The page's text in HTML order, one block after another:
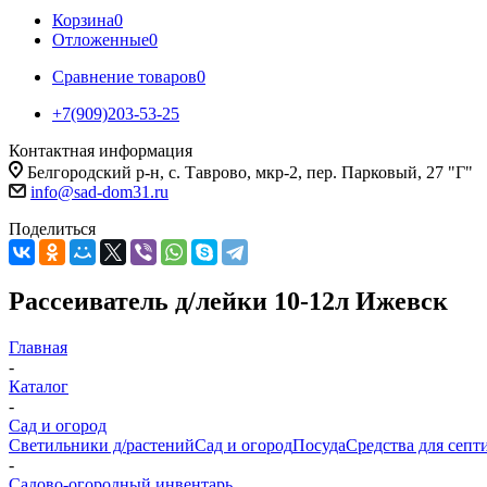
Корзина0
Отложенные0
Сравнение товаров0
+7(909)203-53-25
Контактная информация
Белгородский р-н, с. Таврово, мкр-2, пер. Парковый, 27 "Г"
info@sad-dom31.ru
Поделиться
Рассеиватель д/лейки 10-12л Ижевск
Главная
-
Каталог
-
Сад и огород
Светильники д/растенийСад и огородПосудаСредства для
-